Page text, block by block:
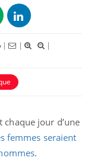
| |
|
jour d’une
femmes seraient
.